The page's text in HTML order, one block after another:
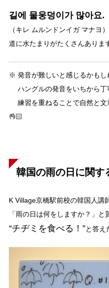
길에 물웅덩이가 많아요.
（キレ ムルンドンイガ マナヨ）
道に水たまりがたくさんありま
※ 発音が難しいと感じるかもし
ハングルの発音をいちから丁
練習を重ねることで自然と文
👌🏻
韓国の雨の日に関す
K Village京橋駅前校の韓国人講
「雨の日は何をしますか？」と
“チヂミを食べる！”と答え